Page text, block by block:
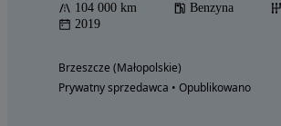
104 000 km Benzyna
2019
Brzeszcze (Małopolskie)
Prywatny sprzedawca • Opublikowano